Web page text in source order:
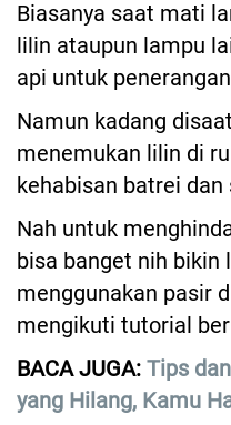
Biasanya saat mati
lilin ataupun lampu
api untuk
Namun kadang
menemukan lilin di
kehabisan batrei dan
Nah untuk
bisa banget nih bikin
menggunakan pasir
mengikuti tutorial
BACA JUGA: Tips
yang Hilang, Kamu